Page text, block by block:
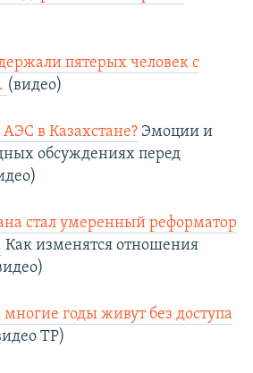
пятерых человек с
(видео)
в Казахстане? Эмоции и
обсуждениях перед
стал умеренный реформатор
Как изменятся отношения
годы живут без доступа
ТР)